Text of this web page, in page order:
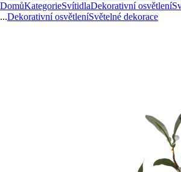
DomůKategorieSvítidlaDekorativní osvětlení
...Dekorativní osvětleníSvětelné dekorace